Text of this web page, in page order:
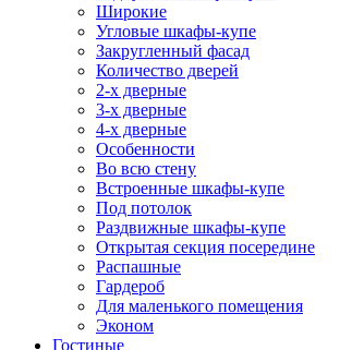
Широкие
Угловые шкафы-купе
Закругленный фасад
Количество дверей
2-х дверные
3-х дверные
4-х дверные
Особенности
Во всю стену
Встроенные шкафы-купе
Под потолок
Раздвижные шкафы-купе
Открытая секция посередине
Распашные
Гардероб
Для маленького помещения
Эконом
Гостиные